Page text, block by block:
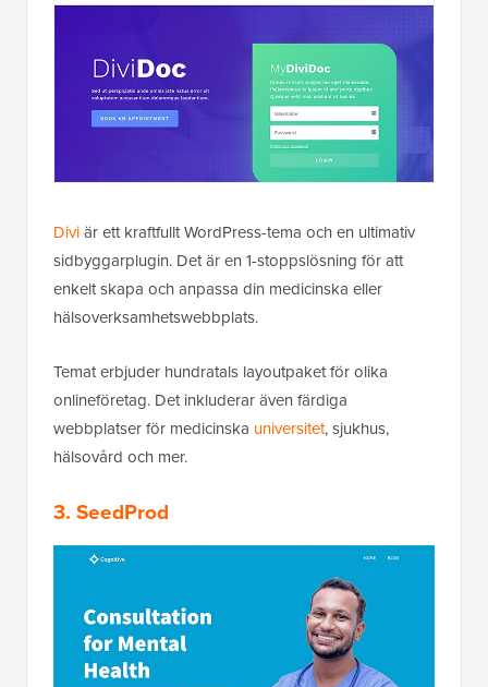
Diviär ett kraftfullt WordPress-tema och en ultimativ
sidbyggarplugin. Det är en 1-stoppslösning för att
enkelt skapa och anpassa din medicinska eller
hälsoverksamhetswebbplats.
Temat erbjuder hundratals layoutpaket för olika
onlineföretag. Det inkluderar även färdiga
webbplatser för medicinska universitet, sjukhus,
hälsovård och mer.
3. SeedProd